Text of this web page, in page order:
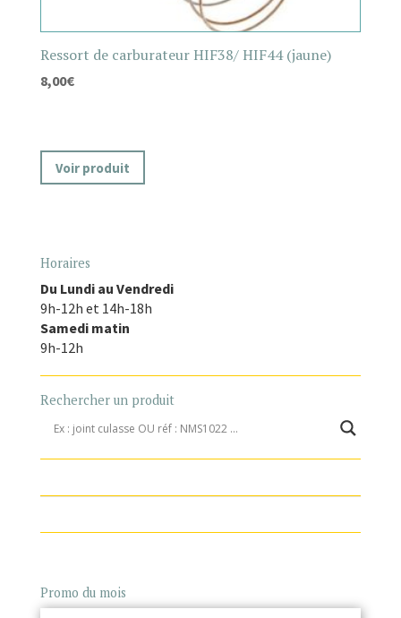
Ressort de carburateur HIF38/ HIF44 (jaune)
8,00€
Voir produit
Horaires
Du Lundi au Vendredi
9h-12h et 14h-18h
Samedi matin
9h-12h
Rechercher un produit
Promo du mois